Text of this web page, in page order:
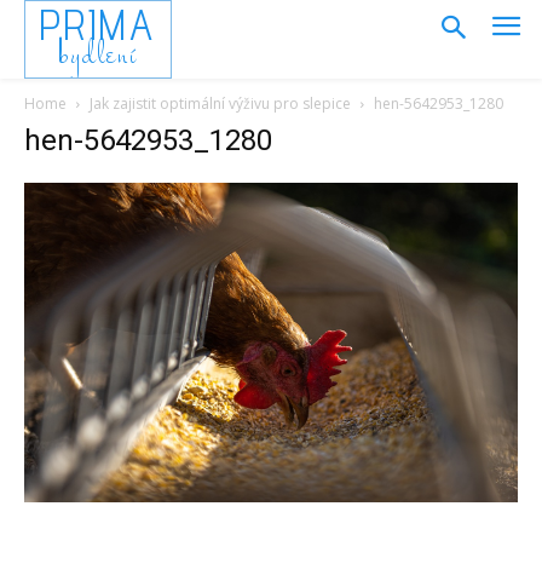
PRIMA
bydlení
Home Jak zajistit optimální výživu pro slepice hen-5642953_1280
hen-5642953_1280